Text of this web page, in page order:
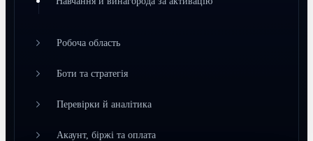
Робоча область
Боти та стратегія
Перевірки й аналітика
Акаунт, біржі та оплата